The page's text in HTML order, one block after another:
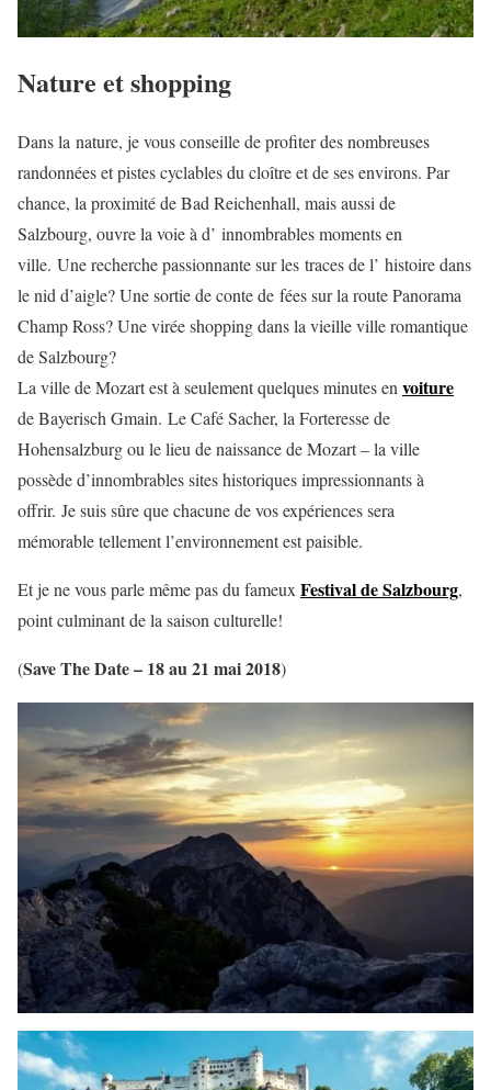
Nature et shopping
Dans la nature, je vous conseille de profiter des nombreuses
randonnées et pistes cyclables du cloître et de ses environs. Par
chance, la proximité de Bad Reichenhall, mais aussi de
Salzbourg, ouvre la voie à d’ innombrables moments en
ville. Une recherche passionnante sur les traces de l’ histoire dans
le nid d’aigle? Une sortie de conte de fées sur la route Panorama
Champ Ross? Une virée shopping dans la vieille ville romantique
de Salzbourg?
La ville de Mozart est à seulement quelques minutes envoiture
de Bayerisch Gmain. Le Café Sacher, la Forteresse de
Hohensalzburg ou le lieu de naissance de Mozart – la ville
possède d’innombrables sites historiques impressionnants à
offrir. Je suis sûre que chacune de vos expériences sera
mémorable tellement l’environnement est paisible.
Et je ne vous parle même pas du fameuxFestival de Salzbourg,
point culminant de la saison culturelle!
(Save The Date – 18 au 21 mai 2018)